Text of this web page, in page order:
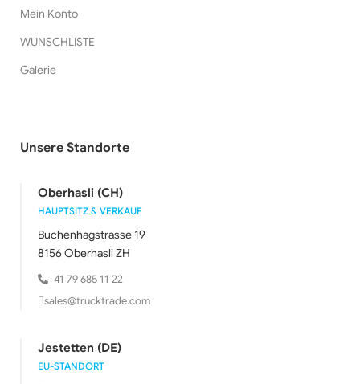
Mein Konto
WUNSCHLISTE
Galerie
Unsere Standorte
Oberhasli (CH)
HAUPTSITZ & VERKAUF
Buchenhagstrasse 19
8156 Oberhasli ZH
+41 79 685 11 22
sales@trucktrade.com
Jestetten (DE)
EU-STANDORT